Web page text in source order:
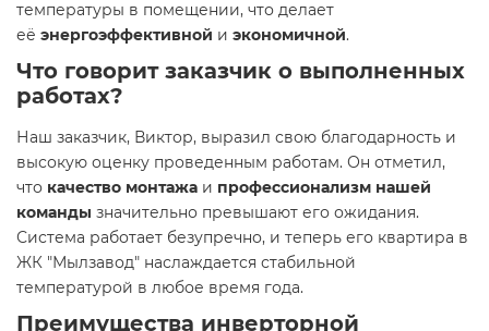
температуры в помещении, что делает
её энергоэффективной и экономичной.
Что говорит заказчик о выполненных
работах?
Наш заказчик, Виктор, выразил свою благодарность и
высокую оценку проведенным работам. Он отметил,
что качество монтажа и профессионализм нашей
команды значительно превышают его ожидания.
Система работает безупречно, и теперь его квартира в
ЖК "Мылзавод" наслаждается стабильной
температурой в любое время года.
Преимущества инверторной